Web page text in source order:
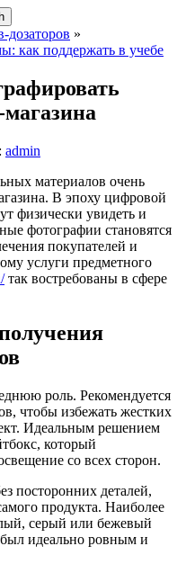
дозаторов »
как поддержать в учебе
admin
материалов очень
В эпоху цифровой
физически увидеть и
фотографии становятся
покупателей и
услуги предметного
так востребованы в сфере
роль. Рекомендуется
чтобы избежать жестких
Идеальным решением
который
со всех сторон.
посторонних деталей,
продукта. Наиболее
серый или бежевый
идеально ровным и